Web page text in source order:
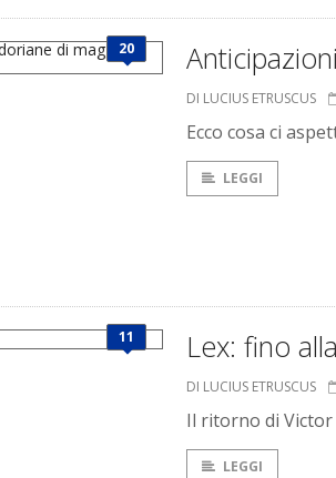
20
DI LUCIUS ETRUSCUS
Ecco cosa ci
LEGGI
11 Lex: fino
DI LUCIUS ETRUSCUS
Il ritorno di Victor
LEGGI